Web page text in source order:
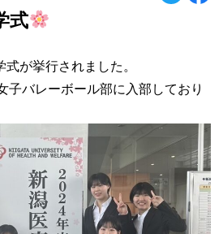
式
が挙行されました。
子バレーボール部に入部しており